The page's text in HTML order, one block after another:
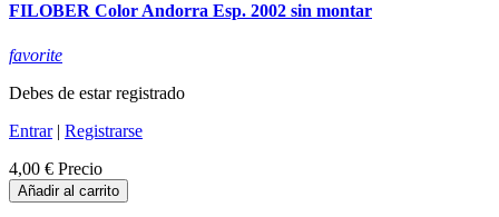
FILOBER Color Andorra Esp. 2002 sin montar
favorite
Debes de estar registrado
Entrar| Registrarse
4,00 € Precio
Añadir al carrito